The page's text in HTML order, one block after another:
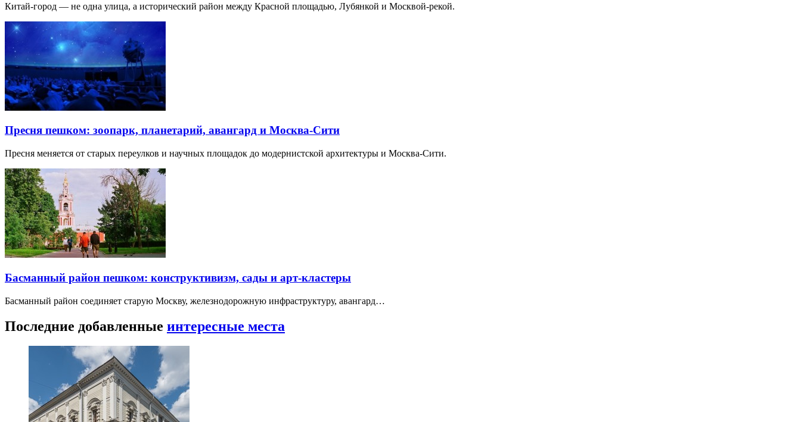
Китай-город — не одна улица, а исторический район между Красной площадью, Лубянкой и Москвой-рекой.
Пресня пешком: зоопарк, планетарий, авангард и Москва-Сити
Пресня меняется от старых переулков и научных площадок до модернистской архитектуры и Москва-Сити.
Басманный район пешком: конструктивизм, сады и арт-кластеры
Басманный район соединяет старую Москву, железнодорожную инфраструктуру, авангард…
Последние добавленные интересные места